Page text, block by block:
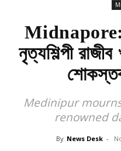
Midnapore:
নৃত্যশিল্পী
Medinipur
renowned
By News Desk -